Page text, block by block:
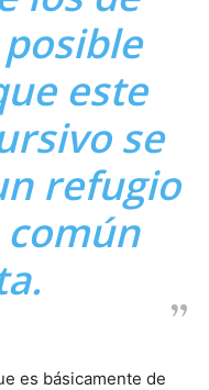
este
se
refugio
es básicamente de